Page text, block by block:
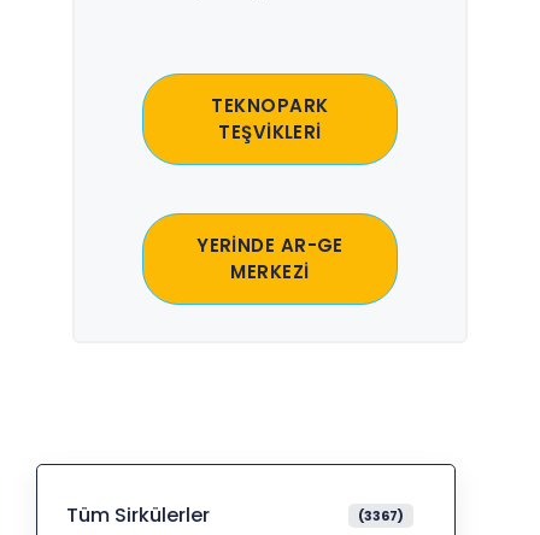
TEKNOPARK
TEŞVİKLERİ
YERİNDE AR-GE
MERKEZİ
Tüm Sirkülerler (3367)